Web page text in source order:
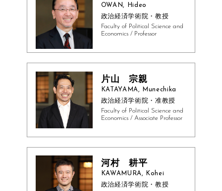
OWAN, Hideo
政治経済学術院・教授
Faculty of Political Science and
Economics / Professor
片山 宗親
KATAYAMA, Munechika
政治経済学術院・准教授
Faculty of Political Science and
Economics / Associate Professor
河村 耕平
KAWAMURA, Kohei
政治経済学術院・教授